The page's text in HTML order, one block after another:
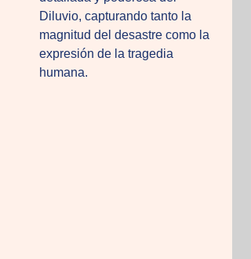
Diluvio, capturando tanto la
magnitud del desastre como la
expresión de la tragedia
humana.